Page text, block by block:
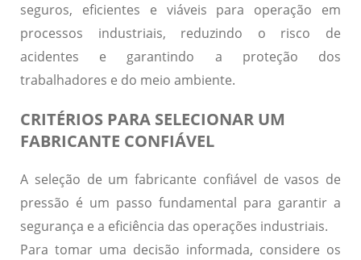
seguros, eficientes e viáveis para operação em
processos industriais, reduzindo o risco de
acidentes e garantindo a proteção dos
trabalhadores e do meio ambiente.
CRITÉRIOS PARA SELECIONAR UM
FABRICANTE CONFIÁVEL
A seleção de um fabricante confiável de vasos de
pressão é um passo fundamental para garantir a
segurança e a eficiência das operações industriais.
Para tomar uma decisão informada, considere os